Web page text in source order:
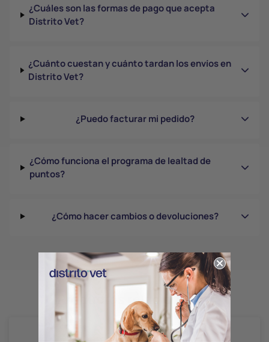
¿Cuáles son las formas de pago que acepta
Distrito Vet?
¿Cuánto cuestan y cuánto tardan los envíos en
Distrito Vet?
¿Puedo facturar mi pedido?
¿Cómo funciona el programa de lealtad de
puntos?
¿Cómo hacer cambios o devoluciones?
Productos relacionados